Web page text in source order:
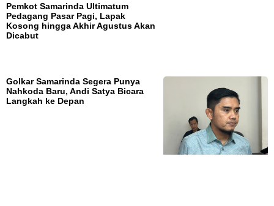
Pemkot Samarinda Ultimatum
Pedagang Pasar Pagi, Lapak
Kosong hingga Akhir Agustus Akan
Dicabut
Golkar Samarinda Segera Punya
Nahkoda Baru, Andi Satya Bicara
Langkah ke Depan